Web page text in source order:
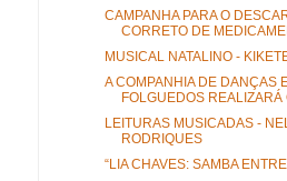
CAMPANHA PARA O
CORRETO DE
MUSICAL NATALINO -
A COMPANHIA DE DANÇAS
FOLGUEDOS REALIZARÁ
LEITURAS MUSICADAS -
RODRIQUES
“LIA CHAVES: SAMBA